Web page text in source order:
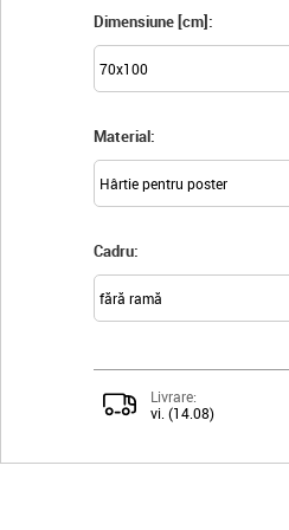
Dimensiune [cm]:
Material:
Cadru:
Livrare:
vi. (14.08)